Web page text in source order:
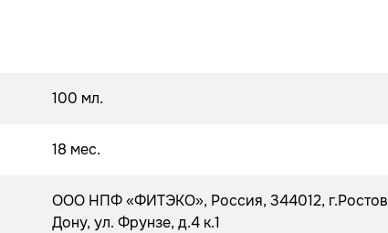
100 мл.
18 мес.
ООО НПФ «ФИТЭКО», Россия, 344012,
Дону, ул. Фрунзе, д.4 к.1